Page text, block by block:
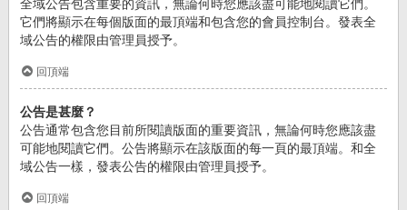
全域公告包含重要的資訊，無論何時您應該盡可能地閱讀它們。
它們將顯示在每個版面的最頂端和包含您的會員控制台。發表全
域公告的權限由管理員授予。
回頂端
公告是甚麼？
公告通常包含您目前所閱讀版面的重要資訊，無論何時您應該盡
可能地閱讀它們。公告將顯示在該版面的每一頁的最頂端。和全
域公告一樣，發表公告的權限由管理員授予。
回頂端